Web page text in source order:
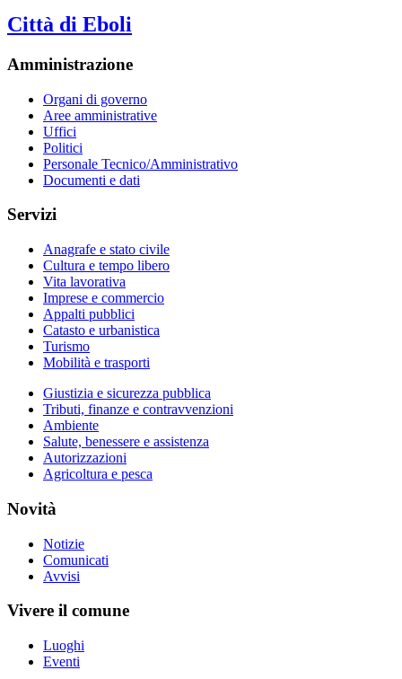
Città di Eboli
Amministrazione
Organi di governo
Aree amministrative
Uffici
Politici
Personale Tecnico/Amministrativo
Documenti e dati
Servizi
Anagrafe e stato civile
Cultura e tempo libero
Vita lavorativa
Imprese e commercio
Appalti pubblici
Catasto e urbanistica
Turismo
Mobilità e trasporti
Giustizia e sicurezza pubblica
Tributi, finanze e contravvenzioni
Ambiente
Salute, benessere e assistenza
Autorizzazioni
Agricoltura e pesca
Novità
Notizie
Comunicati
Avvisi
Vivere il comune
Luoghi
Eventi